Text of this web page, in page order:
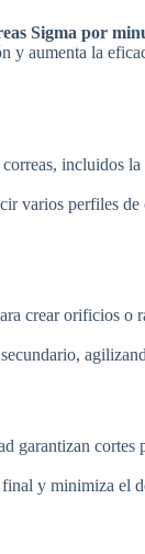
Sigma por
y aumenta la
incluidos
varios perfiles
crear orificios o
garantizan cortes
y minimiza el